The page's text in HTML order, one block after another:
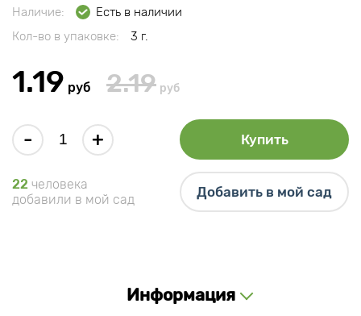
Наличие:
Есть в наличии
Кол-во в упаковке:
3 г.
1.19 руб 2.19 руб
- + Купить
22 человека
добавили в мой сад
Добавить в мой сад
Информация